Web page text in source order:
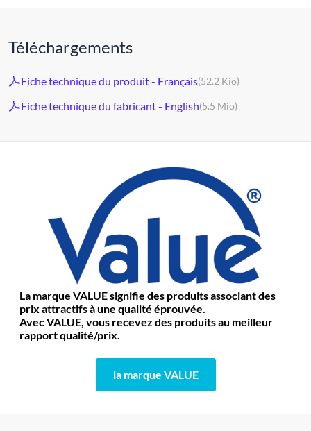
Téléchargements
Fiche technique du produit - Français(52.2 Kio)
Fiche technique du fabricant - English(5.5 Mio)
La marque VALUE signifie des produits associant des
prix attractifs à une qualité éprouvée.
Avec VALUE, vous recevez des produits au meilleur
rapport qualité/prix.
la marque VALUE